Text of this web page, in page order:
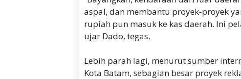
aspal, dan membantu proyek-proyek
rupiah pun masuk ke kas daerah. Ini
ujar Dado, tegas.
Lebih parah lagi, menurut sumber
Kota Batam, sebagian besar proyek